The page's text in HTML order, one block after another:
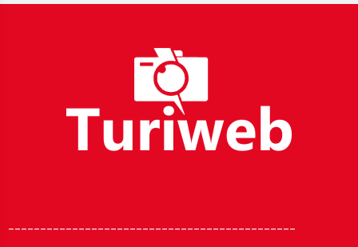
_____________________________________________